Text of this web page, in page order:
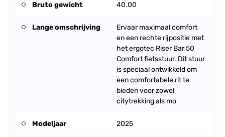
Bruto gewicht 40.00
Lange omschrijving
Ervaar maximaal comfort
en een rechte rijpositie met
het ergotec Riser Bar 50
Comfort fietsstuur. Dit stuur
is speciaal ontwikkeld om
een comfortabele rit te
bieden voor zowel
citytrekking als mo
Modeljaar 2025